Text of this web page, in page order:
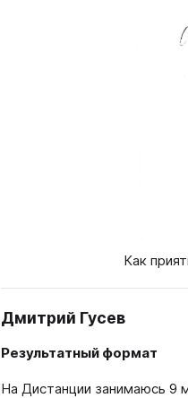
Как
Дмитрий Гусев
Результатный формат
На Дистанции занимаюсь 9